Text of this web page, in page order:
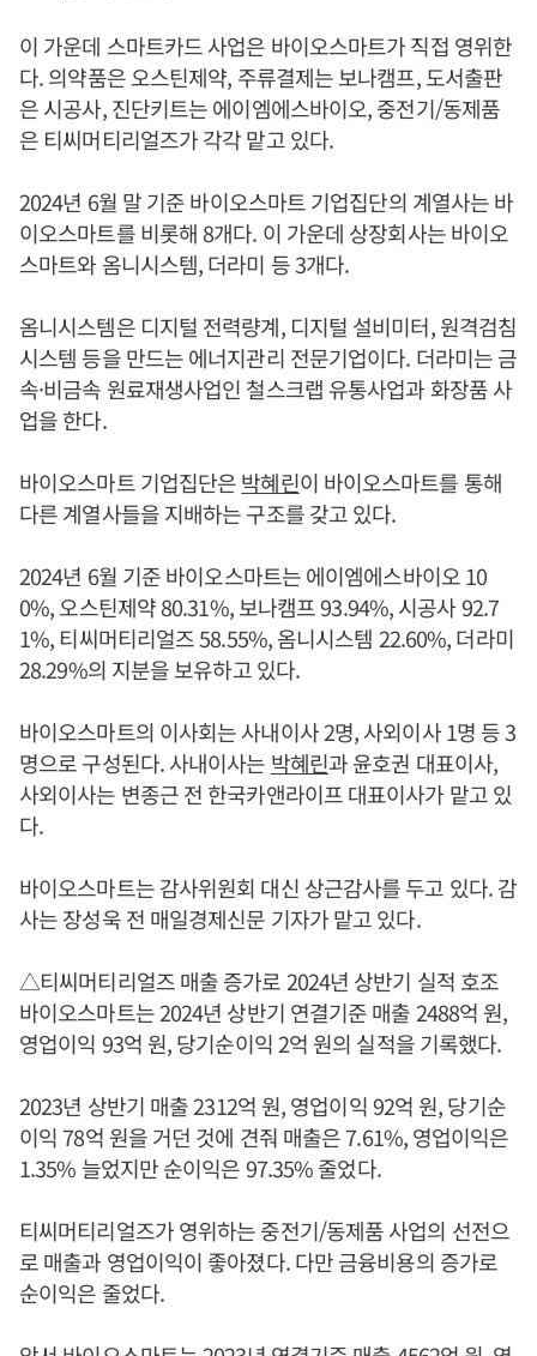
이 가운데 스마트카드 사업은 바이오스마트가 직접 영위한
다. 의약품은 오스틴제약, 주류결제는 보나캠프, 도서출판
은 시공사, 진단키트는 에이엠에스바이오, 중전기/동제품
은 티씨머티리얼즈가 각각 맡고 있다.
2024년 6월 말 기준 바이오스마트 기업집단의 계열사는 바
이오스마트를 비롯해 8개다. 이 가운데 상장회사는 바이오
스마트와 옴니시스템, 더라미 등 3개다.
옴니시스템은 디지털 전력량계, 디지털 설비미터, 원격검침
시스템 등을 만드는 에너지관리 전문기업이다. 더라미는 금
속·비금속 원료재생사업인 철스크랩 유통사업과 화장품 사
업을 한다.
바이오스마트 기업집단은박혜린이 바이오스마트를 통해
다른 계열사들을 지배하는 구조를 갖고 있다.
2024년 6월 기준 바이오스마트는 에이엠에스바이오 10
0%, 오스틴제약 80.31%, 보나캠프 93.94%, 시공사 92.7
1%, 티씨머티리얼즈 58.55%, 옴니시스템 22.60%, 더라미
28.29%의 지분을 보유하고 있다.
바이오스마트의 이사회는 사내이사 2명, 사외이사 1명 등 3
명으로 구성된다. 사내이사는 박혜린과 윤호권 대표이사,
사외이사는 변종근 전 한국카앤라이프 대표이사가 맡고 있
다.
바이오스마트는 감사위원회 대신 상근감사를 두고 있다. 감
사는 장성욱 전 매일경제신문 기자가 맡고 있다.
△티씨머티리얼즈 매출 증가로 2024년 상반기 실적 호조
바이오스마트는 2024년 상반기 연결기준 매출 2488억 원,
영업이익 93억 원, 당기순이익 2억 원의 실적을 기록했다.
2023년 상반기 매출 2312억 원, 영업이익 92억 원, 당기순
이익 78억 원을 거던 것에 견줘 매출은 7.61%, 영업이익은
1.35% 늘었지만 순이익은 97.35% 줄었다.
티씨머티리얼즈가 영위하는 중전기/동제품 사업의 선전으
로 매출과 영업이익이 좋아졌다. 다만 금융비용의 증가로
순이익은 줄었다.